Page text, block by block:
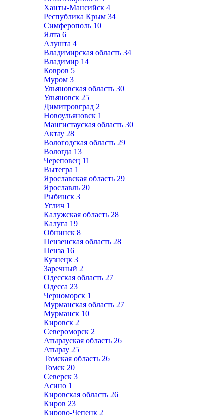
Ханты-Мансийск 4
Республика Крым 34
Симферополь 10
Ялта 6
Алушта 4
Владимирская область 34
Владимир 14
Ковров 5
Муром 3
Ульяновская область 30
Ульяновск 25
Димитровград 2
Новоульяновск 1
Мангистауская область 30
Актау 28
Вологодская область 29
Вологда 13
Череповец 11
Вытегра 1
Ярославская область 29
Ярославль 20
Рыбинск 3
Углич 1
Калужская область 28
Калуга 19
Обнинск 8
Пензенская область 28
Пенза 16
Кузнецк 3
Заречный 2
Одесская область 27
Одесса 23
Черноморск 1
Мурманская область 27
Мурманск 10
Кировск 2
Североморск 2
Атырауская область 26
Атырау 25
Томская область 26
Томск 20
Северск 3
Асино 1
Кировская область 26
Киров 23
Кирово-Чепецк 2